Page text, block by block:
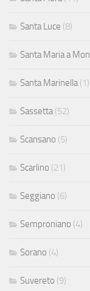
Santa Luce (8)
Santa Maria a
Santa Marinella (1)
Sassetta (52)
Scansano (5)
Scarlino (21)
Seggiano (6)
Semproniano (4)
Sorano (4)
Suvereto (9)